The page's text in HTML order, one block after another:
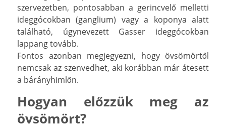
szervezetben, pontosabban a gerincvelő melletti
ideggócokban (ganglium) vagy a koponya alatt
található, úgynevezett Gasser ideggócokban
lappang tovább.
Fontos azonban megjegyezni, hogy övsömörtől
nemcsak az szenvedhet, aki korábban már átesett
a bárányhimlőn.
Hogyan előzzük meg az
övsömört?